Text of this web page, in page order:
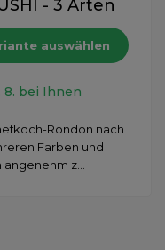
- 3 Arten
auswählen
8. bei Ihnen
Rondon nach
Farben und
z...